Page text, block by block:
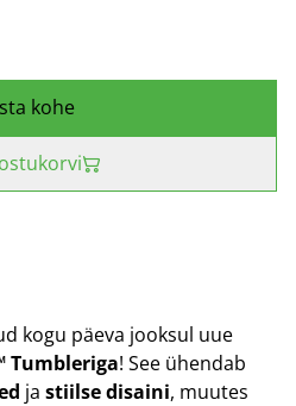
kohe
kogu päeva jooksul uue
Tumbleriga! See ühendab
ja stiilse disaini, muutes